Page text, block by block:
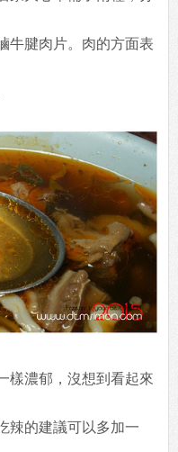
牛腱肉片。肉的方面表
樣濃郁，沒想到看起來
辣的建議可以多加一